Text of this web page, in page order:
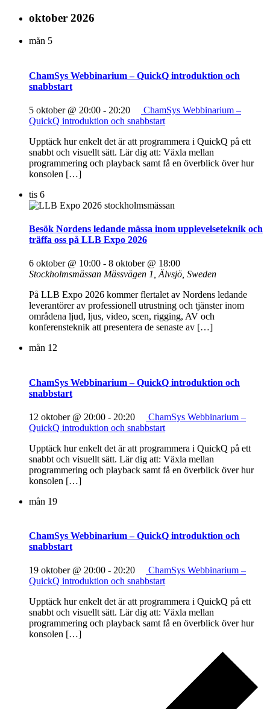
oktober 2026
mån 5
ChamSys Webbinarium – QuickQ introduktion och
snabbstart
5 oktober @ 20:00 - 20:20
ChamSys Webbinarium –
QuickQ introduktion och snabbstart
Upptäck hur enkelt det är att programmera i QuickQ på ett
snabbt och visuellt sätt. Lär dig att: Växla mellan
programmering och playback samt få en överblick över hur
konsolen […]
tis 6
Besök Nordens ledande mässa inom upplevelseteknik och
träffa oss på LLB Expo 2026
6 oktober @ 10:00 - 8 oktober @ 18:00
Stockholmsmässan Mässvägen 1, Älvsjö, Sweden
På LLB Expo 2026 kommer flertalet av Nordens ledande
leverantörer av professionell utrustning och tjänster inom
områdena ljud, ljus, video, scen, rigging, AV och
konferensteknik att presentera de senaste av […]
mån 12
ChamSys Webbinarium – QuickQ introduktion och
snabbstart
12 oktober @ 20:00 - 20:20
ChamSys Webbinarium –
QuickQ introduktion och snabbstart
Upptäck hur enkelt det är att programmera i QuickQ på ett
snabbt och visuellt sätt. Lär dig att: Växla mellan
programmering och playback samt få en överblick över hur
konsolen […]
mån 19
ChamSys Webbinarium – QuickQ introduktion och
snabbstart
19 oktober @ 20:00 - 20:20
ChamSys Webbinarium –
QuickQ introduktion och snabbstart
Upptäck hur enkelt det är att programmera i QuickQ på ett
snabbt och visuellt sätt. Lär dig att: Växla mellan
programmering och playback samt få en överblick över hur
konsolen […]